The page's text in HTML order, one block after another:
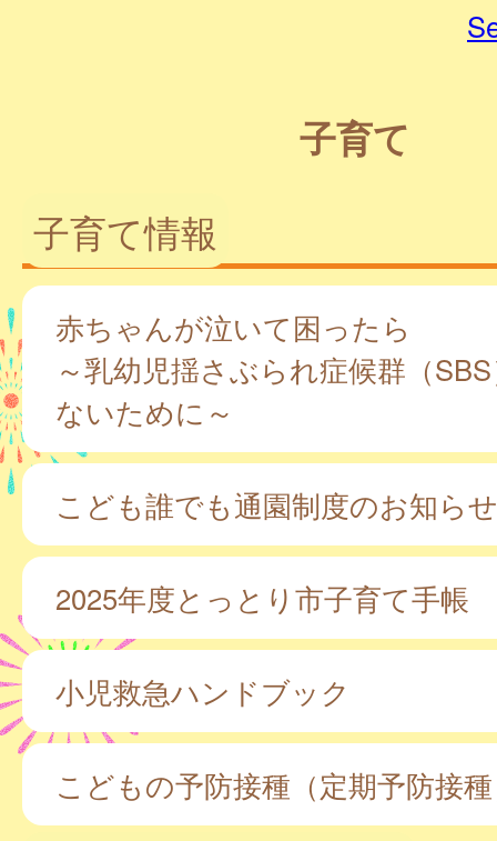
子育て
子育て情報
赤ちゃんが泣いて困ったら
～乳幼児揺さぶられ症候群（
ないために～
こども誰でも通園制度のお知らせ
2025年度とっとり市子育て手帳
小児救急ハンドブック
こどもの予防接種（定期予防接